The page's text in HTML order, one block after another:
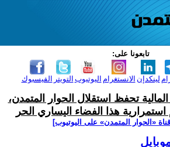
تابعونا على:
الفيسبوك التويتر اليوتيوب الانستغرام لينكدإن
تحفظ استقلال الحوار المتمدن،
هذا الفضاء اليساري الحر
‫«الحوار المتمدن» على اليوتيوب]